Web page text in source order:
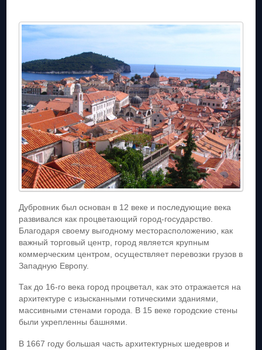
Дубровник был основан в 12 веке и последующие века
развивался как процветающий город-государство.
Благодаря своему выгодному месторасположению, как
важный торговый центр, город является крупным
коммерческим центром, осуществляет перевозки грузов в
Западную Европу.
Так до 16-го века город процветал, как это отражается на
архитектуре с изысканными готическими зданиями,
массивными стенами города. В 15 веке городские стены
были укрепленны башнями.
В 1667 году большая часть архитектурных шедевров и